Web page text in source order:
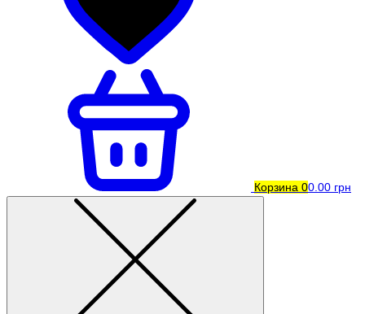
Корзина 00.00 грн